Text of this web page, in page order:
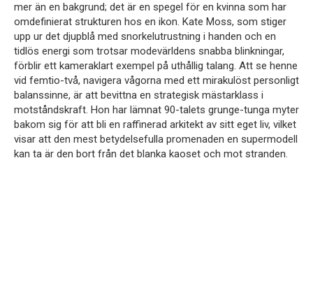
mer än en bakgrund; det är en spegel för en kvinna som har
omdefinierat strukturen hos en ikon. Kate Moss, som stiger
upp ur det djupblå med snorkelutrustning i handen och en
tidlös energi som trotsar modevärldens snabba blinkningar,
förblir ett kameraklart exempel på uthållig talang. Att se henne
vid femtio-två, navigera vågorna med ett mirakulöst personligt
balanssinne, är att bevittna en strategisk mästarklass i
motståndskraft. Hon har lämnat 90-talets grunge-tunga myter
bakom sig för att bli en raffinerad arkitekt av sitt eget liv, vilket
visar att den mest betydelsefulla promenaden en supermodell
kan ta är den bort från det blanka kaoset och mot stranden.